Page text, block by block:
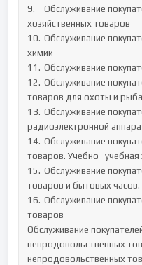
9.	Обслуживание покупателей, продажа посудо-
хозяйственных товаров
10.	Обслуживание покупателей продажа товаров бытовой
химии
11.	Обслуживание покупателей, продажа игрушек.
12.	Обслуживание покупателей, продажа спорттоваров,
товаров для охоты и
13.	Обслуживание покупателей, продажа бытовой
радиоэлектронной
14.	Обслуживание покупателей, продажа электробытовых
товаров. Учебно- учебная
15.	Обслуживание покупателей, продажа ювелирных
товаров и бытовых часов.
16.	Обслуживание покупателей, продажа строительных
товаров
Обслуживание
непродовольственных
непродовольственных